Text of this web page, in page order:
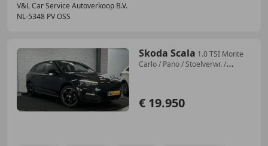
V&L Car Service Autoverkoop B.V.
NL-5348 PV OSS
Skoda Scala 1.0 TSI Monte
Carlo / Pano / Stoelverwr. /
€ 19.950